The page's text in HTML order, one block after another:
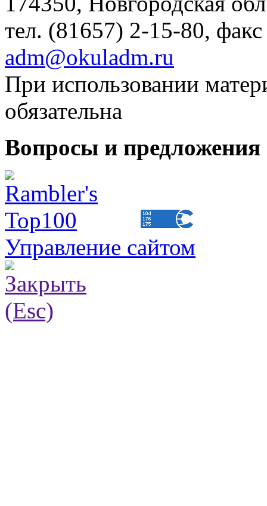
тел. (81657) 2-15-80,
adm@okuladm.ru
При использовании
обязательна
Вопросы и
Управление сайтом